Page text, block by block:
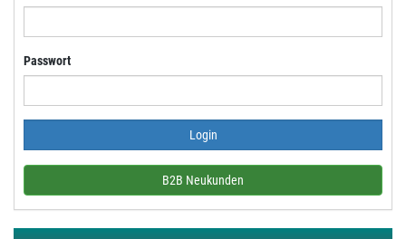
Passwort
B2B Neukunden